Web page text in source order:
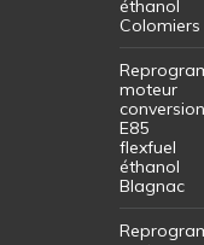
éthanol
Colomiers
moteur
conversion
E85
flexfuel
éthanol
Blagnac